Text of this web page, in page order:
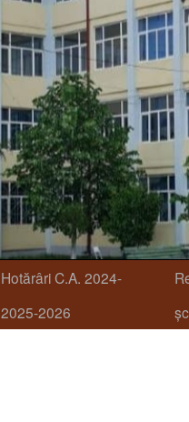
Hotărâri C.A. 2024-
2025-2026